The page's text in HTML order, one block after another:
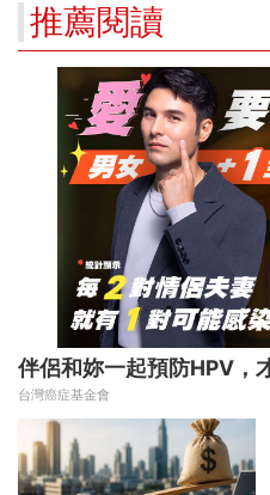
推薦閱讀
伴侶和妳一起預防HPV，
台灣癌症基金會